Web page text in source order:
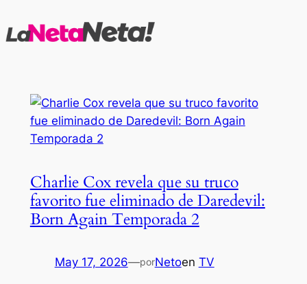
al
Charlie Cox revela que su truco
favorito fue eliminado de Daredevil:
Born Again Temporada 2
May 17, 2026—porNetoen TV